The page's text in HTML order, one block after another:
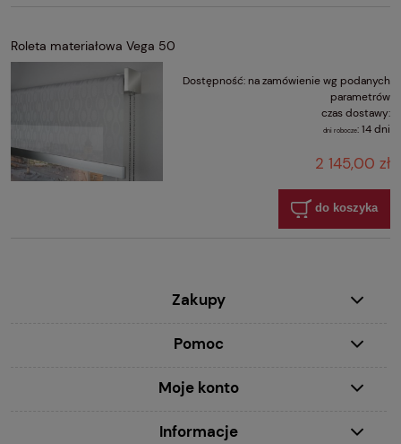
Roleta materiałowa Vega 50
Dostępność: na zamówienie wg podanych
parametrów
czas dostawy:
dni robocze:14 dni
2 145,00 zł
do koszyka
Zakupy
Pomoc
Moje konto
Informacje